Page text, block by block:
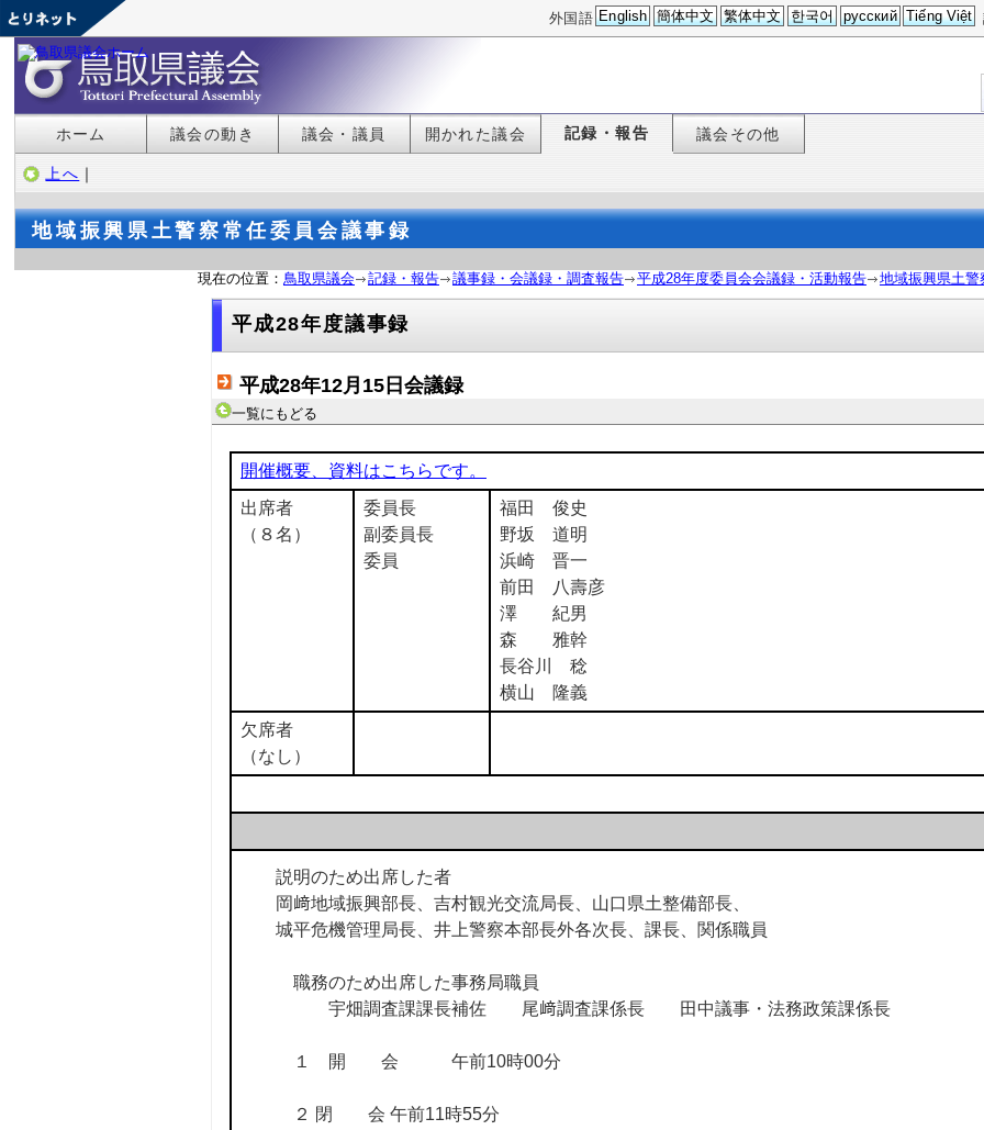
外国語 English 簡体中文 繁体中文 한국어 русский Tiếng Việt
ホーム 議会の動き 議会・議員 開かれた議会 記録・報告 議会その他
上へ ｜
地域振興県土警察常任委員会議事録
現在の位置： 鳥取県議会 記録・報告 議事録・会議録・調査報告 平成28年度委員会会議録・活動報告 地域振興県土
平成28年度議事録
平成28年12月15日会議録
一覧にもどる
開催概要、資料はこちらです。
出席者
（８名）
委員長
副委員長
委員
福田 俊史
野坂 道明
浜崎 晋一
前田 八壽彦
澤 紀男
森 雅幹
長谷川 稔
横山 隆義
欠席者
（なし）
説明のため出席した者
岡﨑地域振興部長、吉村観光交流局長、山口県土整備部長、
城平危機管理局長、井上警察本部長外各次長、課長、関係職員
職務のため出席した事務局職員
宇畑調査課課長補佐 尾﨑調査課係長 田中議事・法務政策課係長
１ 開 会 午前10時00分
２ 閉 会 午前11時55分